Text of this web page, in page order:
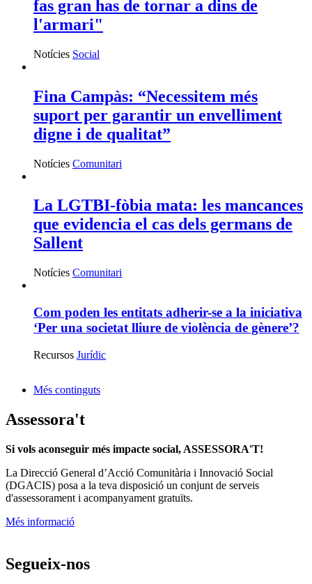
fas gran has de tornar a dins de
l'armari"
Notícies Social
Fina Campàs: “Necessitem més
suport per garantir un envelliment
digne i de qualitat”
Notícies Comunitari
La LGTBI-fòbia mata: les mancances
que evidencia el cas dels germans de
Sallent
Notícies Comunitari
Com poden les entitats adherir-se a la iniciativa
‘Per una societat lliure de violència de gènere’?
Recursos Jurídic
Més continguts
Assessora't
Si vols aconseguir més impacte social, ASSESSORA'T!
La Direcció General d’Acció Comunitària i Innovació Social
(DGACIS) posa a la teva disposició un conjunt de serveis
d'assessorament i acompanyament gratuïts.
Més informació
Segueix-nos